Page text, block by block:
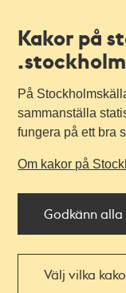
Kakor på
På
sammanställa
fungera på ett bra
Om kakor på
Godkänn alla
Välj vilka